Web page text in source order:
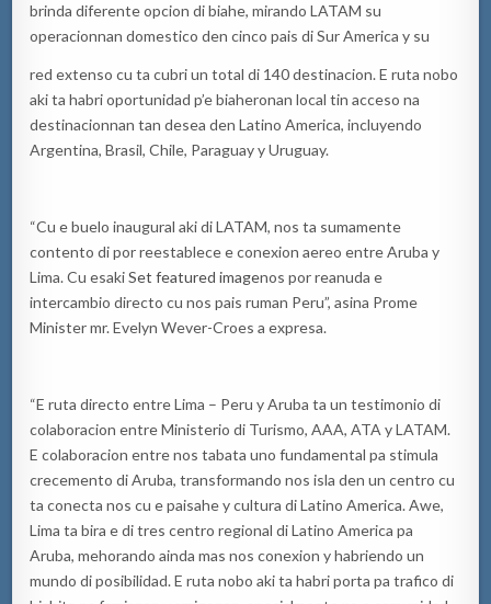
brinda diferente opcion di biahe, mirando LATAM su
operacionnan domestico den cinco pais di Sur America y su
red extenso cu ta cubri un total di 140 destinacion. E ruta nobo
aki ta habri oportunidad p’e biaheronan local tin acceso na
destinacionnan tan desea den Latino America, incluyendo
Argentina, Brasil, Chile, Paraguay y Uruguay.
“Cu e buelo inaugural aki di LATAM, nos ta sumamente
contento di por reestablece e conexion aereo entre Aruba y
Lima. Cu esakiSet featured imagenos por reanuda e
intercambio directo cu nos pais ruman Peru”, asina Prome
Minister mr. Evelyn Wever-Croes a expresa.
“E ruta directo entre Lima – Peru y Aruba ta un testimonio di
colaboracion entre Ministerio di Turismo, AAA, ATA y LATAM.
E colaboracion entre nos tabata uno fundamental pa stimula
crecemento di Aruba, transformando nos isla den un centro cu
ta conecta nos cu e paisahe y cultura di Latino America. Awe,
Lima ta bira e di tres centro regional di Latino America pa
Aruba, mehorando ainda mas nos conexion y habriendo un
mundo di posibilidad. E ruta nobo aki ta habri porta pa trafico di